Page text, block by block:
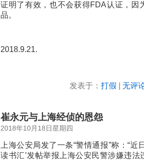
证明了有效，也不会获得FDA认证，因
品。
2018.9.21.
发表于： 打假 无评
崔永元与上海经侦的恩怨
2018年10月18日星期四
上海公安局发了一条“警情通报”称：“近
读书汇’发帖举报上海公安民警涉嫌违